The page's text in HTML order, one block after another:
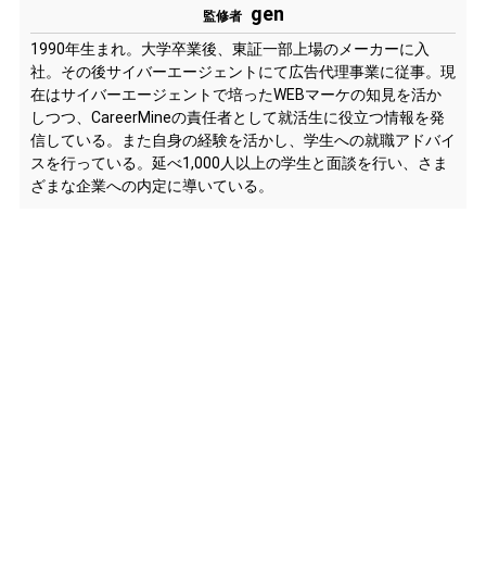
監修者 gen
1990年生まれ。大学卒業後、東証一部上場のメーカーに入
社。その後サイバーエージェントにて広告代理事業に従事。現
在はサイバーエージェントで培ったWEBマーケの知見を活か
しつつ、CareerMineの責任者として就活生に役立つ情報を発
信している。また自身の経験を活かし、学生への就職アドバイ
スを行っている。延べ1,000人以上の学生と面談を行い、さま
ざまな企業への内定に導いている。